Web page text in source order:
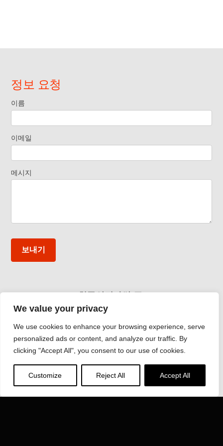
We value your privacy
We use cookies to enhance your browsing experience, serve
personalized ads or content, and analyze our traffic. By
clicking "Accept All", you consent to our use of cookies.
Customize Reject All Accept All
정보 요청
Request
Information
Footer
이름
이메일
메시지
보내기
한국인닥타썸(주)
경북 고령군 다산면 다산산단로 188번지
Phone: 054-954-5682
Fax: 054-954-5685
Email:inductotherm@inductotherm.co.kr
INDUCTOTHERM GROUP